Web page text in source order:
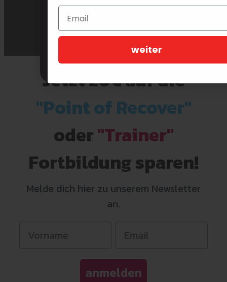
Jetzt 20€ aufdie
"Point of Recover"
oder"Trainer"
Fortbildung sparen!
Melde dich hier zu unserem Newsletter
an.
anmelden
✅Anwendungstipps
✅
THOMAS JETZT FRAGEN
weiter